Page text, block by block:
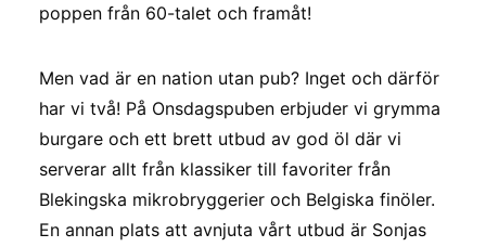
poppen från 60-talet och framåt!
Men vad är en nation utan pub? Inget och därför
har vi två! På Onsdagspuben erbjuder vi grymma
burgare och ett brett utbud av god öl där vi
serverar allt från klassiker till favoriter från
Blekingska mikrobryggerier och Belgiska finöler.
En annan plats att avnjuta vårt utbud är Sonjas